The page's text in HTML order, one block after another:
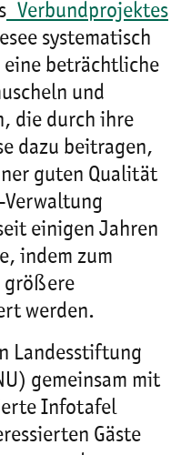
Verbundprojektes
systematisch
beträchtliche
und
die durch ihre
dazu beitragen,
guten Qualität
Verwaltung
einigen Jahren
indem zum
größere
werden.
Landesstiftung
gemeinsam mit
Infotafel
Gäste